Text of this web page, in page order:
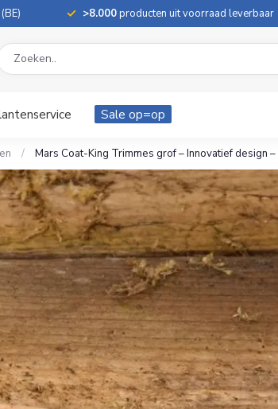
>8.000producten uit voorraad leverbaar
Sale op=op
/ Mars Coat-King Trimmes grof – Innovatief design